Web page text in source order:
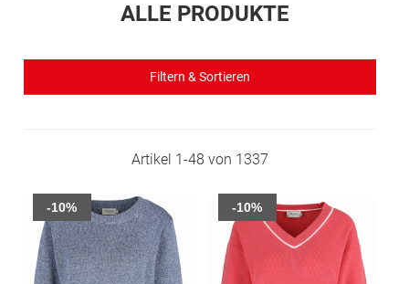
ALLE PRODUKTE
Filtern & Sortieren
Artikel 1-48 von 1337
-10% -10%